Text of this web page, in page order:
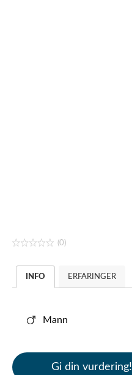
(0)
INFO ERFARINGER
Mann
Gi din vurdering!